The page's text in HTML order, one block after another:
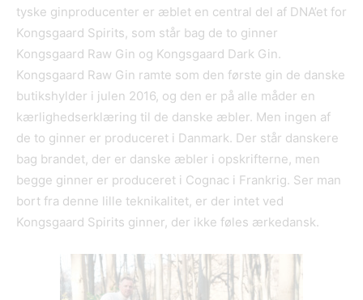
tyske ginproducenter er æblet en central del af DNA’et for
Kongsgaard Spirits, som står bag de to ginner
Kongsgaard Raw Gin og Kongsgaard Dark Gin.
Kongsgaard Raw Gin ramte som den første gin de danske
butikshylder i julen 2016, og den er på alle måder en
kærlighedserklæring til de danske æbler. Men ingen af
de to ginner er produceret i Danmark. Der står danskere
bag brandet, der er danske æbler i opskrifterne, men
begge ginner er produceret i Cognac i Frankrig. Ser man
bort fra denne lille teknikalitet, er der intet ved
Kongsgaard Spirits ginner, der ikke føles ærkedansk.